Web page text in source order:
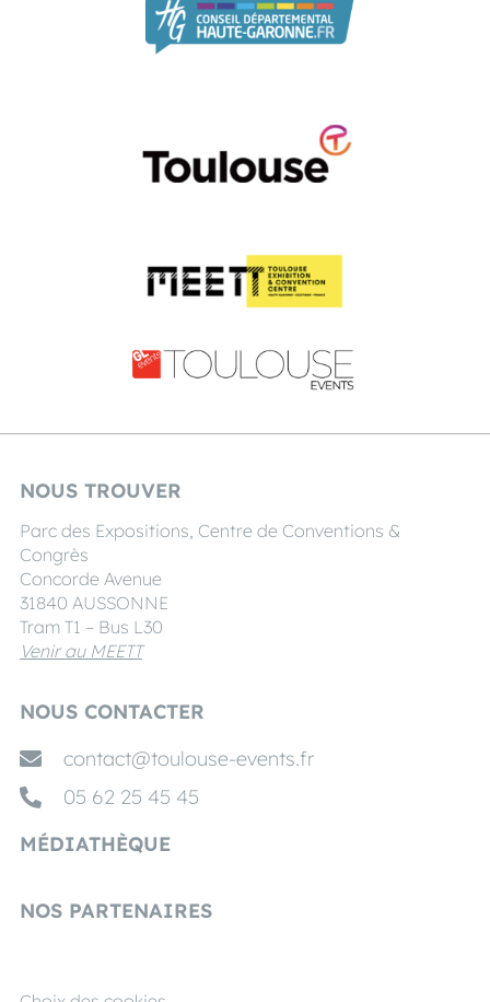
NOUS TROUVER
Parc des Expositions, Centre de Conventions &
Congrès
Concorde Avenue
31840 AUSSONNE
Tram T1 – Bus L30
Venir au MEETT
NOUS CONTACTER
contact@toulouse-events.fr
05 62 25 45 45
MÉDIATHÈQUE
NOS PARTENAIRES